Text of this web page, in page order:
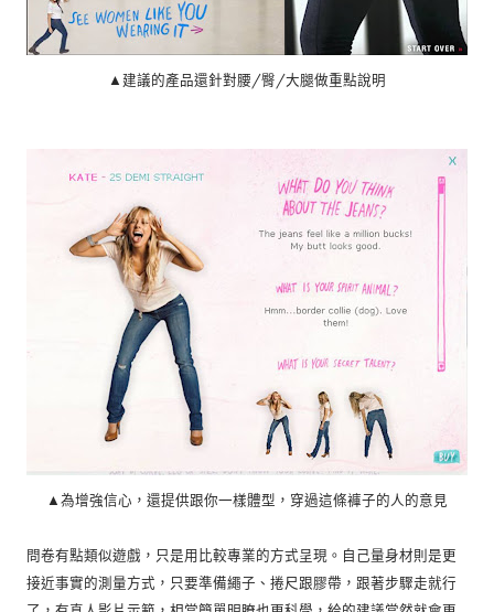
▲建議的產品還針對腰/臀/大腿做重點說明
▲為增強信心，還提供跟你一樣體型，穿過這條褲子的人的意見
問卷有點類似遊戲，只是用比較專業的方式呈現。自己量身材則是更
接近事實的測量方式，只要準備繩子、捲尺跟膠帶，跟著步驟走就行